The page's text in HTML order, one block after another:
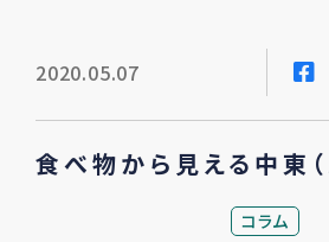
2020.05.07
食べ物から見える中東（
コラム